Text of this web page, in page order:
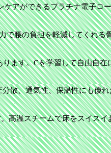
アができるプラチナ電子ロ
で腰の負担を軽減してくれる
ます。Cを学習して自由自
散、通気性、保温性にも優れ
高温スチームで床をスイスイ